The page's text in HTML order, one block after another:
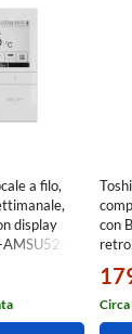
a filo,
display
E
con